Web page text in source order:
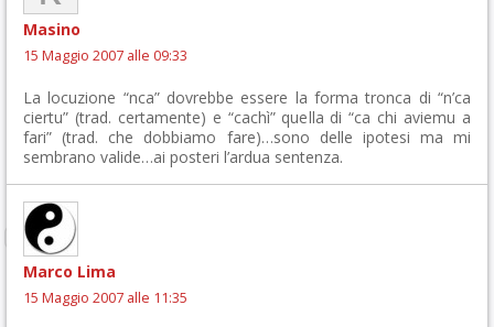
Masino
15 Maggio 2007 alle 09:33
La locuzione “nca” dovrebbe essere la forma tronca di “n’ca
ciertu” (trad. certamente) e “cachì” quella di “ca chi aviemu a
fari” (trad. che dobbiamo fare)…sono delle ipotesi ma mi
sembrano valide…ai posteri l’ardua sentenza.
Marco Lima
15 Maggio 2007 alle 11:35